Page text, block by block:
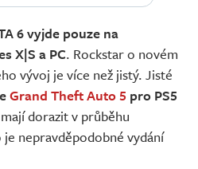
6 vyjde pouze na
X|S a PC. Rockstar o novém
vývoj je více než jistý. Jisté
Grand Theft Auto 5 pro PS5
dorazit v průběhu
nepravděpodobné vydání